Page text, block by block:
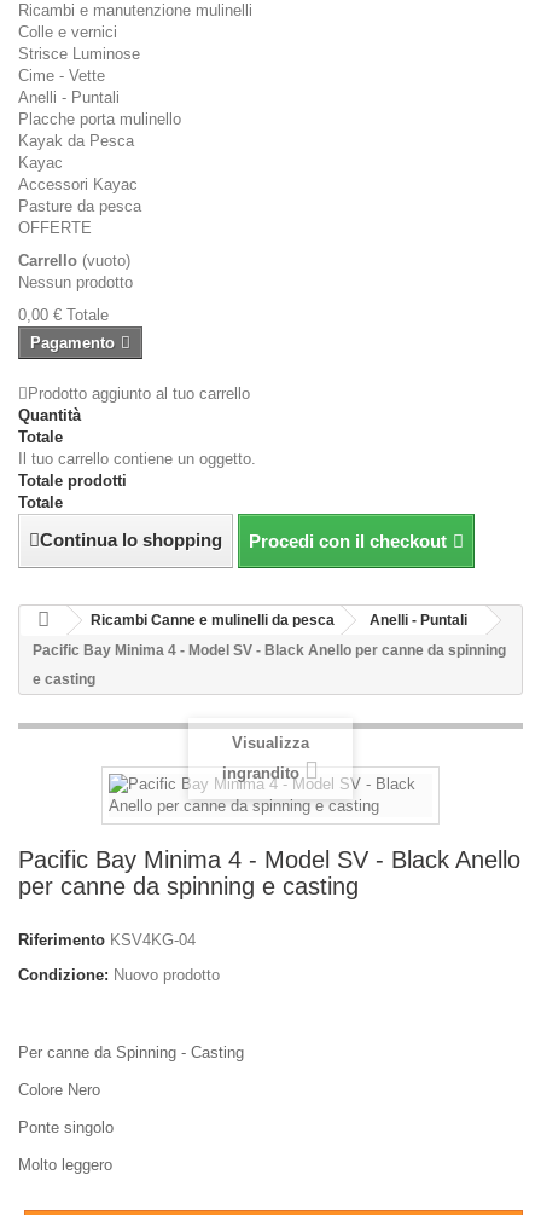
Ricambi e manutenzione mulinelli
Colle e vernici
Strisce Luminose
Cime - Vette
Anelli - Puntali
Placche porta mulinello
Kayak da Pesca
Kayac
Accessori Kayac
Pasture da pesca
OFFERTE
Carrello (vuoto)
Nessun prodotto
0,00 € Totale
Pagamento
Prodotto aggiunto al tuo carrello
Quantità
Totale
Il tuo carrello contiene un oggetto.
Totale prodotti
Totale
Continua lo shopping Procedi con il checkout
Ricambi Canne e mulinelli da pesca
Anelli - Puntali
Pacific Bay Minima 4 - Model SV - Black Anello per canne da spinning
e casting
Visualizza
ingrandito
Pacific Bay Minima 4 - Model SV - Black Anello
per canne da spinning e casting
Riferimento KSV4KG-04
Condizione: Nuovo prodotto
Per canne da Spinning - Casting
Colore Nero
Ponte singolo
Molto leggero